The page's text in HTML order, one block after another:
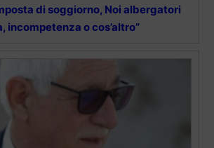
di soggiorno, Noi albergatori
incompetenza o cos’altro”